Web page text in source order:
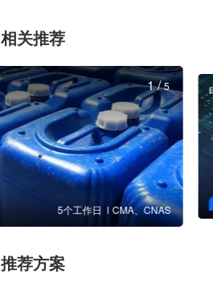
相关推荐
5个工作日 CMA、CNAS
1/5
推荐方案